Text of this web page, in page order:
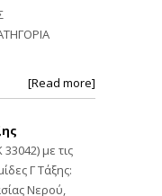
[Read more]
με τις
Γ Τάξης:
Νερού,